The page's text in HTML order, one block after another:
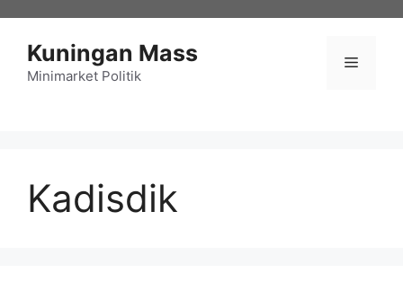
Kuningan Mass
Minimarket Politik
Menu
Kadisdik